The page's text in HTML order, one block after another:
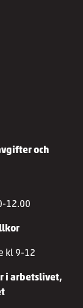
och
12.00
kl 9-12
i arbetslivet,